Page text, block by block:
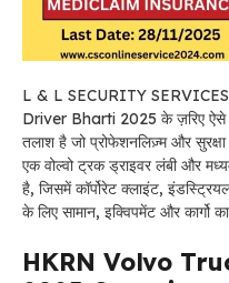
L & L SECURITY
Driver Bharti 2025 के ज़रिए ऐसे
तलाश है जो प्रोफेशनलिज़्म और
एक वोल्वो ट्रक ड्राइवर लंबी और
है, जिसमें कॉर्पोरेट क्लाइंट,
के लिए सामान, इक्विपमेंट और कार्गो
HKRN Volvo